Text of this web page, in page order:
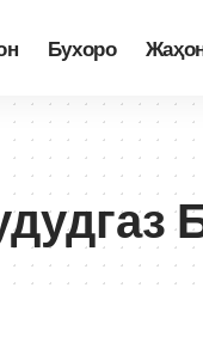
Бухоро